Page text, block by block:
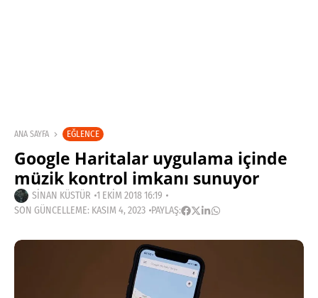
ANA SAYFA EĞLENCE
Google Haritalar uygulama içinde
müzik kontrol imkanı sunuyor
SINAN KÜSTÜR 1 EKIM 2018 16:19
SON GÜNCELLEME: KASIM 4, 2023 PAYLAŞ: